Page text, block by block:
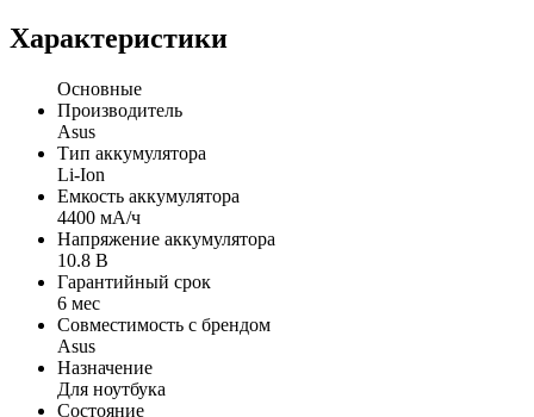
Характеристики
Основные
Производитель
Asus
Тип аккумулятора
Li-Ion
Емкость аккумулятора
4400 мА/ч
Напряжение аккумулятора
10.8 В
Гарантийный срок
6 мес
Совместимость с брендом
Asus
Назначение
Для ноутбука
Состояние